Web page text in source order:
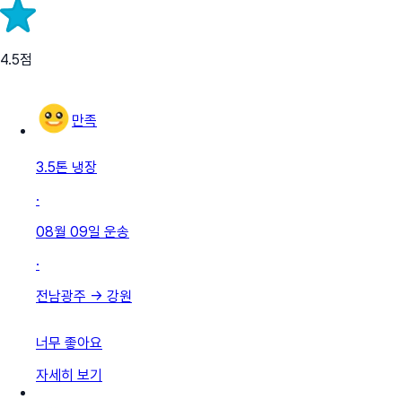
4.5점
만족
3.5톤 냉장
·
08월 09일 운송
·
전남광주 → 강원
너무 좋아요
자세히 보기